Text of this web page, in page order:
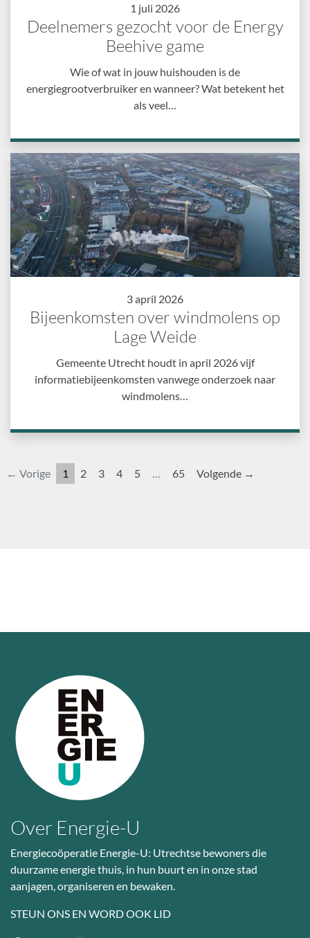
1 juli 2026
Deelnemers gezocht voor de Energy
Beehive game
Wie of wat in jouw huishouden is de
energiegrootverbruiker en wanneer? Wat betekent het
als veel…
3 april 2026
Bijeenkomsten over windmolens op
Lage Weide
Gemeente Utrecht houdt in april 2026 vijf
informatiebijeenkomsten vanwege onderzoek naar
windmolens…
← Vorige 1 2 3 4 5 … 65 Volgende →
Over Energie-U
Energiecoöperatie Energie-U: Utrechtse bewoners die
duurzame energie thuis, in hun buurt en in onze stad
aanjagen, organiseren en bewaken.
STEUN ONS EN WORD OOK LID